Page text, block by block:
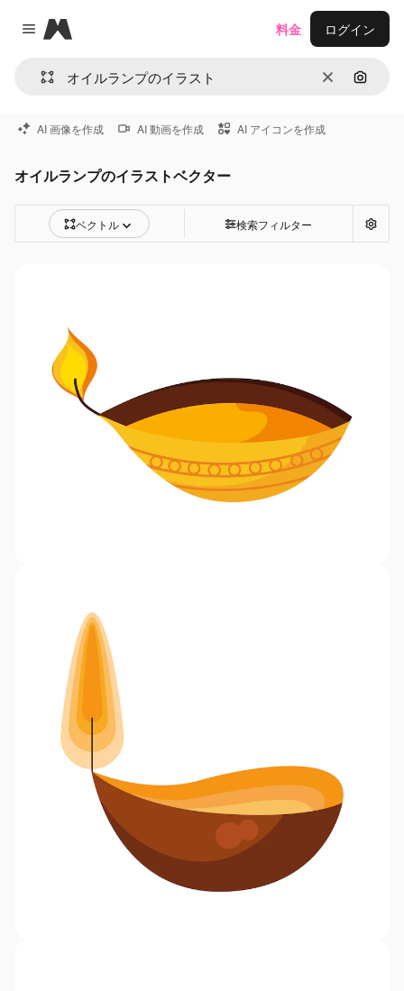
Close menu
Magnific
消去 画像で
料金 ログイン
AI 画像を作成 AI 動画を作成 AI アイコンを作成
オイルランプのイラストベクター
ベクトル 検索フィルター